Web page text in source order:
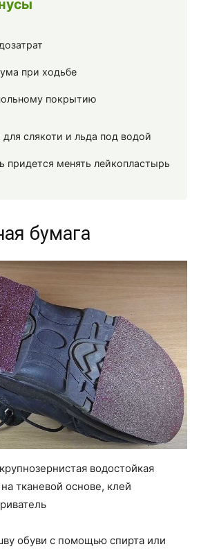
при ходьбе
покрытию
для слякоти и льда под водой
придется менять лейкопластырь
бумага
водостойкая
тканевой основе, клей
обуви с помощью спирта или